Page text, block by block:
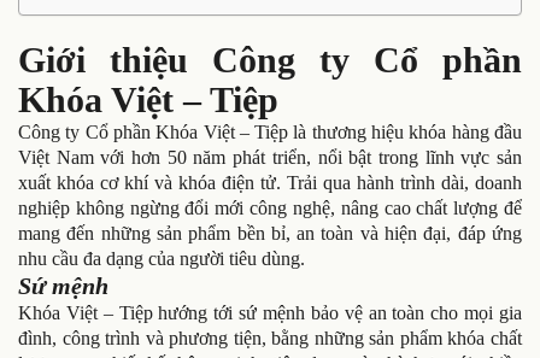
Giới thiệu Công ty Cổ phần
Khóa Việt – Tiệp
Công ty Cổ phần Khóa Việt – Tiệp là thương hiệu khóa hàng đầu
Việt Nam với hơn 50 năm phát triển, nổi bật trong lĩnh vực sản
xuất khóa cơ khí và khóa điện tử. Trải qua hành trình dài, doanh
nghiệp không ngừng đổi mới công nghệ, nâng cao chất lượng để
mang đến những sản phẩm bền bỉ, an toàn và hiện đại, đáp ứng
nhu cầu đa dạng của người tiêu dùng.
Sứ mệnh
Khóa Việt – Tiệp hướng tới sứ mệnh bảo vệ an toàn cho mọi gia
đình, công trình và phương tiện, bằng những sản phẩm khóa chất